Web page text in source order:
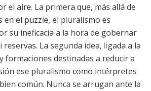
el aire. La primera que, más allá de
en el puzzle, el pluralismo es
su ineficacia a la hora de gobernar
La segunda idea, ligada a la
formaciones destinadas a reducir a
ese pluralismo como intérpretes
común. Nunca se arrugan ante la